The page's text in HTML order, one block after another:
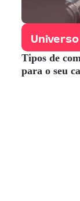
Tipos de
para o seu